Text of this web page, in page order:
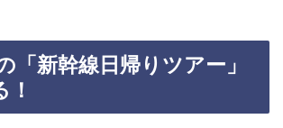
「新幹線日帰りツアー」